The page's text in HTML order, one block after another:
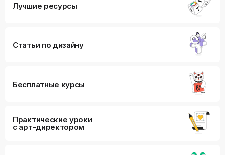
Лучшие ресурсы
Статьи по дизайну
Бесплатные курсы
Практические уроки
с арт-директором